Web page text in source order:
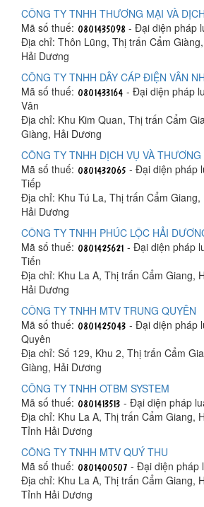
CÔNG TY TNHH THƯƠNG MẠI VÀ
Mã số thuế:
- Đại diện pháp
Địa chỉ: Thôn Lũng, Thị trấn Cẩm
Hải Dương
CÔNG TY TNHH DÂY CÁP ĐIỆN VÂN
Mã số thuế:
- Đại diện pháp
Vân
Địa chỉ: Khu Kim Quan, Thị trấn Cẩm
Giàng, Hải Dương
CÔNG TY TNHH DỊCH VỤ VÀ
Mã số thuế:
- Đại diện pháp
Tiếp
Địa chỉ: Khu Tú La, Thị trấn Cẩm Giang,
Hải Dương
CÔNG TY TNHH PHÚC LỘC HẢI
Mã số thuế:
- Đại diện pháp
Tiến
Địa chỉ: Khu La A, Thị trấn Cẩm Giang,
Hải Dương
CÔNG TY TNHH MTV TRUNG QUYÊN
Mã số thuế:
- Đại diện pháp
Quyên
Địa chỉ: Số 129, Khu 2, Thị trấn Cẩm
Giàng, Hải Dương
CÔNG TY TNHH OTBM SYSTEM
Mã số thuế:
- Đại diện pháp
Địa chỉ: Khu La A, Thị trấn Cẩm Giang,
Tỉnh Hải Dương
CÔNG TY TNHH MTV QUÝ THU
Mã số thuế:
- Đại diện pháp
Địa chỉ: Khu La A, Thị trấn Cẩm Giang,
Tỉnh Hải Dương